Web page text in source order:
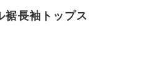
裾長袖トップス